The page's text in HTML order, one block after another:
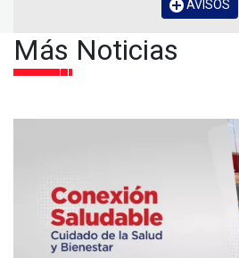
AVISOS
Más Noticias